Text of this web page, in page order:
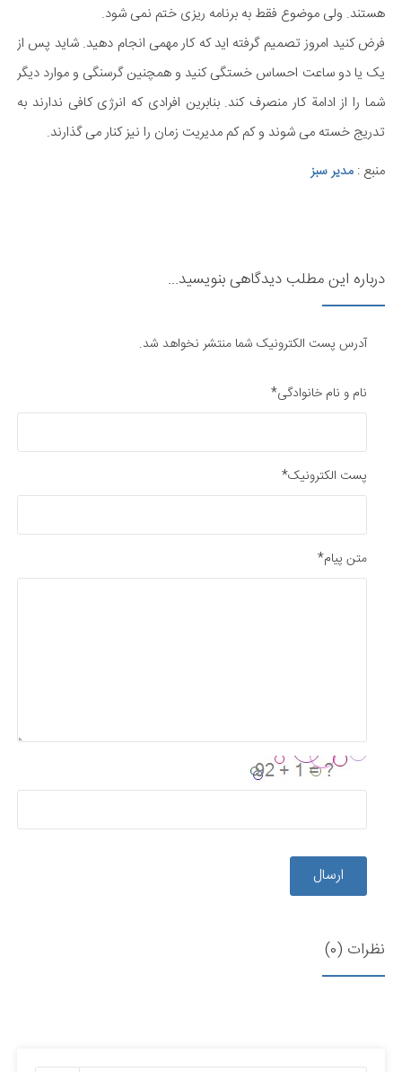
هستند. ولی موضوع فقط به برنامه ریزی ختم نمی شود.
فرض کنید امروز تصمیم گرفته اید که کار مهمی انجام دهید. شاید پس از
یک یا دو ساعت احساس خستگی کنید و همچنین گرسنگی و موارد دیگر
شما را از ادامة کار منصرف کند. بنابرین افرادی که انرژی کافی ندارند به
تدریج خسته می شوند و کم کم مدیریت زمان را نیز کنار می گذارند.
منبع : مدیر سبز
درباره این مطلب دیدگاهی بنویسید...
آدرس پست الکترونیک شما منتشر نخواهد شد.
نام و نام خانوادگی*
پست الکترونیک*
متن پیام*
ارسال
نظرات (0)